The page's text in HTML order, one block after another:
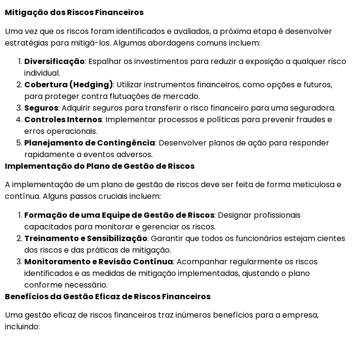
Mitigação dos Riscos Financeiros
Uma vez que os riscos foram identificados e avaliados, a próxima etapa é desenvolver
estratégias para mitigá-los. Algumas abordagens comuns incluem:
Diversificação: Espalhar os investimentos para reduzir a exposição a qualquer risco
individual.
Cobertura (Hedging): Utilizar instrumentos financeiros, como opções e futuros,
para proteger contra flutuações de mercado.
Seguros: Adquirir seguros para transferir o risco financeiro para uma seguradora.
Controles Internos: Implementar processos e políticas para prevenir fraudes e
erros operacionais.
Planejamento de Contingência: Desenvolver planos de ação para responder
rapidamente a eventos adversos.
Implementação do Plano de Gestão de Riscos
A implementação de um plano de gestão de riscos deve ser feita de forma meticulosa e
contínua. Alguns passos cruciais incluem:
Formação de uma Equipe de Gestão de Riscos: Designar profissionais
capacitados para monitorar e gerenciar os riscos.
Treinamento e Sensibilização: Garantir que todos os funcionários estejam cientes
dos riscos e das práticas de mitigação.
Monitoramento e Revisão Contínua: Acompanhar regularmente os riscos
identificados e as medidas de mitigação implementadas, ajustando o plano
conforme necessário.
Benefícios da Gestão Eficaz de Riscos Financeiros
Uma gestão eficaz de riscos financeiros traz inúmeros benefícios para a empresa,
incluindo: